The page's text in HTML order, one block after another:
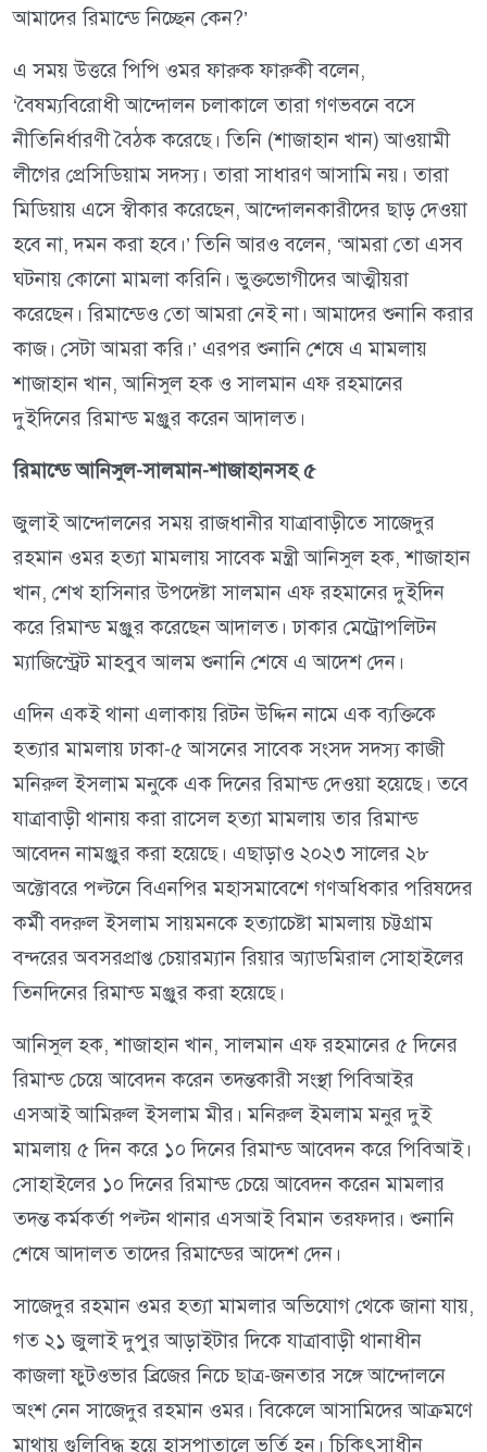
আমাদের রিমান্ডে নিচ্ছেন কেন?’
এ সময় উত্তরে পিপি ওমর ফারুক ফারুকী বলেন,
‘বৈষম্যবিরোধী আন্দোলন চলাকালে তারা গণভবনে বসে
নীতিনির্ধারণী বৈঠক করেছে। তিনি (শাজাহান খান) আওয়ামী
লীগের প্রেসিডিয়াম সদস্য। তারা সাধারণ আসামি নয়। তারা
মিডিয়ায় এসে স্বীকার করেছেন, আন্দোলনকারীদের ছাড় দেওয়া
হবে না, দমন করা হবে।’ তিনি আরও বলেন, ‘আমরা তো এসব
ঘটনায় কোনো মামলা করিনি। ভুক্তভোগীদের আত্মীয়রা
করেছেন। রিমান্ডেও তো আমরা নেই না। আমাদের শুনানি করার
কাজ। সেটা আমরা করি।’ এরপর শুনানি শেষে এ মামলায়
শাজাহান খান, আনিসুল হক ও সালমান এফ রহমানের
দুইদিনের রিমান্ড মঞ্জুর করেন আদালত।
রিমান্ডে আনিসুল-সালমান-শাজাহানসহ ৫
জুলাই আন্দোলনের সময় রাজধানীর যাত্রাবাড়ীতে সাজেদুর
রহমান ওমর হত্যা মামলায় সাবেক মন্ত্রী আনিসুল হক, শাজাহান
খান, শেখ হাসিনার উপদেষ্টা সালমান এফ রহমানের দুইদিন
করে রিমান্ড মঞ্জুর করেছেন আদালত। ঢাকার মেট্রোপলিটন
ম্যাজিস্ট্রেট মাহবুব আলম শুনানি শেষে এ আদেশ দেন।
এদিন একই থানা এলাকায় রিটন উদ্দিন নামে এক ব্যক্তিকে
হত্যার মামলায় ঢাকা-৫ আসনের সাবেক সংসদ সদস্য কাজী
মনিরুল ইসলাম মনুকে এক দিনের রিমান্ড দেওয়া হয়েছে। তবে
যাত্রাবাড়ী থানায় করা রাসেল হত্যা মামলায় তার রিমান্ড
আবেদন নামঞ্জুর করা হয়েছে। এছাড়াও ২০২৩ সালের ২৮
অক্টোবরে পল্টনে বিএনপির মহাসমাবেশে গণঅধিকার পরিষদের
কর্মী বদরুল ইসলাম সায়মনকে হত্যাচেষ্টা মামলায় চট্টগ্রাম
বন্দরের অবসরপ্রাপ্ত চেয়ারম্যান রিয়ার অ্যাডমিরাল সোহাইলের
তিনদিনের রিমান্ড মঞ্জুর করা হয়েছে।
আনিসুল হক, শাজাহান খান, সালমান এফ রহমানের ৫ দিনের
রিমান্ড চেয়ে আবেদন করেন তদন্তকারী সংস্থা পিবিআইর
এসআই আমিরুল ইসলাম মীর। মনিরুল ইমলাম মনুর দুই
মামলায় ৫ দিন করে ১০ দিনের রিমান্ড আবেদন করে পিবিআই।
সোহাইলের ১০ দিনের রিমান্ড চেয়ে আবেদন করেন মামলার
তদন্ত কর্মকর্তা পল্টন থানার এসআই বিমান তরফদার। শুনানি
শেষে আদালত তাদের রিমান্ডের আদেশ দেন।
সাজেদুর রহমান ওমর হত্যা মামলার অভিযোগ থেকে জানা যায়,
গত ২১ জুলাই দুপুর আড়াইটার দিকে যাত্রাবাড়ী থানাধীন
কাজলা ফুটওভার ব্রিজের নিচে ছাত্র-জনতার সঙ্গে আন্দোলনে
অংশ নেন সাজেদুর রহমান ওমর। বিকেলে আসামিদের আক্রমণে
মাথায় গুলিবিদ্ধ হয়ে হাসপাতালে ভর্তি হন। চিকিৎসাধীন